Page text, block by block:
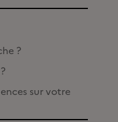
?
sur votre